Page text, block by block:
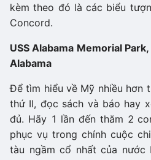
kèm theo đó là các biểu
Concord.
USS Alabama Memorial
Alabama
Để tìm hiểu về Mỹ nhiều hơn
thứ II, đọc sách và báo hay
đủ. Hãy 1 lần đến thăm 2
phục vụ trong chính cuộc
tàu ngầm cổ nhất của